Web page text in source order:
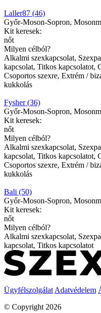
Laller87 (46)
Győr-Moson-Sopron,
Kit keresek:
nőt
Milyen célból?
Alkalmi szexkapcsolat,
kapcsolat, Titkos kapcsolatot,
Csoportos szexre, Extrém /
kukkolás
Fysher (36)
Győr-Moson-Sopron,
Kit keresek:
nőt
Milyen célból?
Alkalmi szexkapcsolat,
kapcsolat, Titkos kapcsolatot,
Csoportos szexre, Extrém /
kukkolás
Bali (50)
Győr-Moson-Sopron,
Kit keresek:
nőt
Milyen célból?
Alkalmi szexkapcsolat,
kapcsolat, Titkos kapcsolatot
Ügyfélszolgálat Adatvédelem
© Copyright 2026